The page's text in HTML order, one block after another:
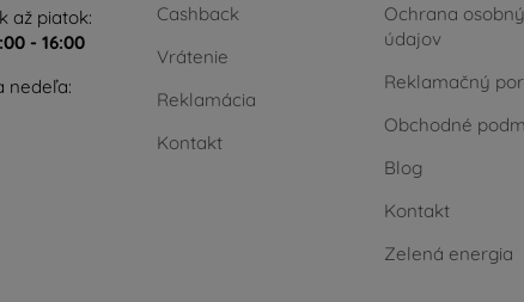
až piatok:
- 16:00
nedeľa:
Cashback
Vrátenie
Reklamácia
Kontakt
Ochrana
údajov
Reklamačný
Obchodné
Blog
Kontakt
Zelená energia